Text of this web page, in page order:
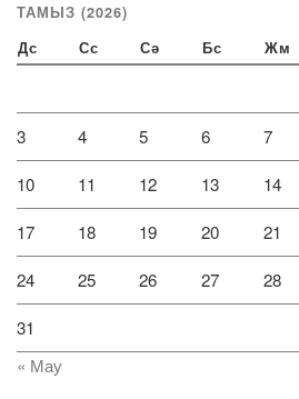
ТАМЫЗ (2026)
Дс Сс Сә Бс Жм
3 4 5 6 7
10 11 12 13 14
17 18 19 20 21
24 25 26 27 28
31
« Мау